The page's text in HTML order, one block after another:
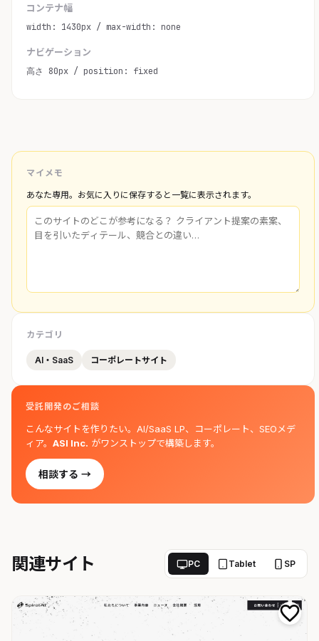
コンテナ幅
width: 1430px / max-width: none
ナビゲーション
高さ 80px / position: fixed
マイメモ
あなた専用。お気に入りに保存すると一覧に表示されます。
カテゴリ
AI・SaaS コーポレートサイト
受託開発のご相談
こんなサイトを作りたい。AI/SaaS LP、コーポレート、SEOメデ
ィア。 ASI Inc. がワンストップで構築します。
相談する →
関連サイト PC Tablet SP